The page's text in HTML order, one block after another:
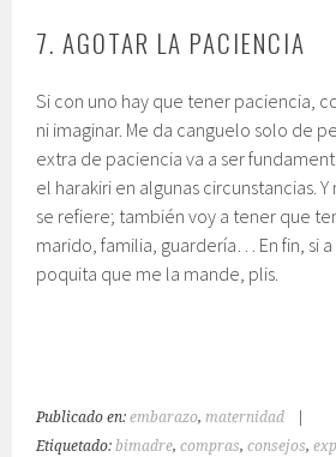
7. AGOTAR LA PACIENCIA
Si con uno hay que tener paciencia,
ni imaginar. Me da canguelo solo de
extra de paciencia va a ser
el harakiri en algunas circunstancias.
se refiere; también voy a tener que
marido, familia, guardería… En fin, si
poquita que me la mande, plis.
Publicado en:embarazo,maternidad
Etiquetado:bimadre,compras,consejos,